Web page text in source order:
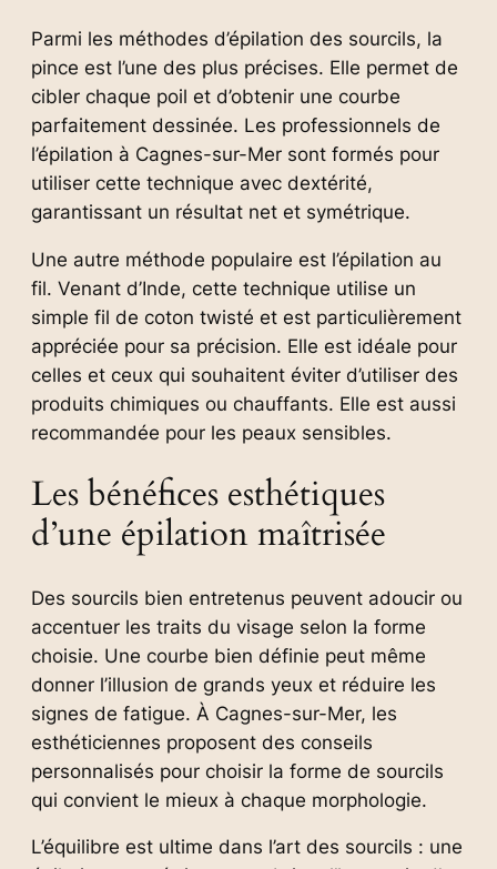
Parmi les méthodes d’épilation des sourcils, la
pince est l’une des plus précises. Elle permet de
cibler chaque poil et d’obtenir une courbe
parfaitement dessinée. Les professionnels de
l’épilation à Cagnes-sur-Mer sont formés pour
utiliser cette technique avec dextérité,
garantissant un résultat net et symétrique.
Une autre méthode populaire est l’épilation au
fil. Venant d’Inde, cette technique utilise un
simple fil de coton twisté et est particulièrement
appréciée pour sa précision. Elle est idéale pour
celles et ceux qui souhaitent éviter d’utiliser des
produits chimiques ou chauffants. Elle est aussi
recommandée pour les peaux sensibles.
Les bénéfices esthétiques
d’une épilation maîtrisée
Des sourcils bien entretenus peuvent adoucir ou
accentuer les traits du visage selon la forme
choisie. Une courbe bien définie peut même
donner l’illusion de grands yeux et réduire les
signes de fatigue. À Cagnes-sur-Mer, les
esthéticiennes proposent des conseils
personnalisés pour choisir la forme de sourcils
qui convient le mieux à chaque morphologie.
L’équilibre est ultime dans l’art des sourcils : une